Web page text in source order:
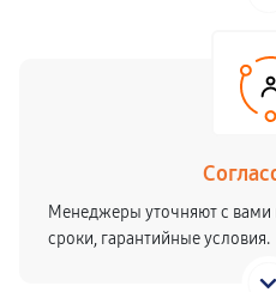
Менеджеры уточняют с вами
сроки, гарантийные условия.